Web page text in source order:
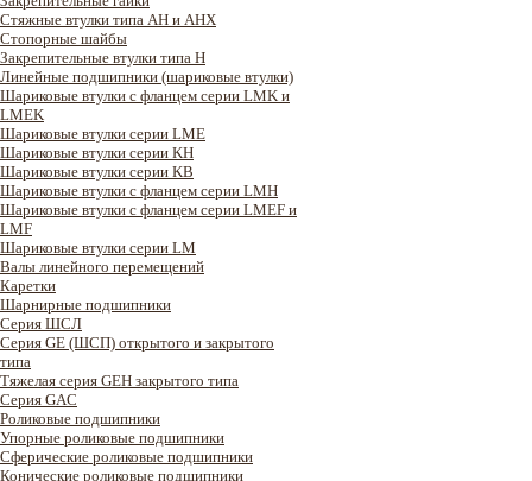
Стяжные втулки типа AH и AHX
Стопорные шайбы
Закрепительные втулки типа H
Линейные подшипники (шариковые втулки)
Шариковые втулки с фланцем серии LMK и
LMEK
Шариковые втулки серии LME
Шариковые втулки серии KH
Шариковые втулки серии KB
Шариковые втулки с фланцем серии LMH
Шариковые втулки с фланцем серии LMEF и
LMF
Шариковые втулки серии LM
Валы линейного перемещений
Каретки
Шарнирные подшипники
Cерия ШСЛ
Серия GE (ШСП) открытого и закрытого
типа
Тяжелая серия GEH закрытого типа
Серия GAC
Роликовые подшипники
Упорные роликовые подшипники
Сферические роликовые подшипники
Конические роликовые подшипники